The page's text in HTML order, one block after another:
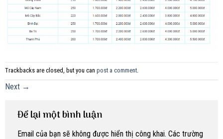
Trackbacks are closed, but you can post a comment.
Next →
Để lại một bình luận
Email của bạn sẽ không được hiển thị công khai. Các trường